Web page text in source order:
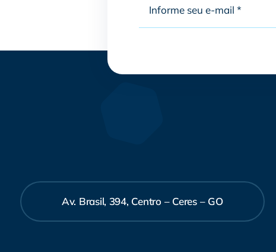
Av. Brasil, 394, Centro – Ceres – GO